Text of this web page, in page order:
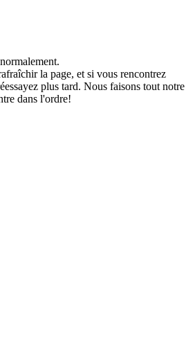
la page, et si vous rencontrez
plus tard. Nous faisons tout notre
dans l'ordre!